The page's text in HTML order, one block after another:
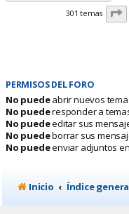
301 temas
PERMISOS DEL FORO
No puedeabrir nuevos
No puederesponder a
No puedeeditar sus
No puedeborrar sus
No puedeenviar adjuntos
Inicio Índice